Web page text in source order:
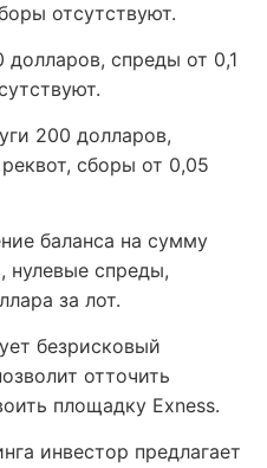
отсутствуют.
спреды от 0,1
200 долларов,
сборы от 0,05
баланса на сумму
нулевые спреды,
за лот.
безрисковый
отточить
площадку Exness.
инвестор предлагает